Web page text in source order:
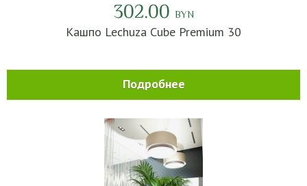
302.00 BYN
Кашпо Lechuza Cube Premium 30
Подробнее